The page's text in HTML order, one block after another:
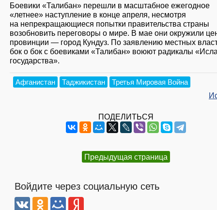
Боевики «Талибан» перешли в масштабное ежегодное
«летнее» наступление в конце апреля, несмотря
на непрекращающиеся попытки правительства страны
возобновить переговоры о мире. В мае они окружили
провинции — город Кундуз. По заявлению местных
бок о бок с боевиками «Талибан» воюют радикалы
государства».
Афганистан Таджикистан Третья Мировая Война
ПОДЕЛИТЬСЯ
Предыдущая страница
Войдите через социальную сеть